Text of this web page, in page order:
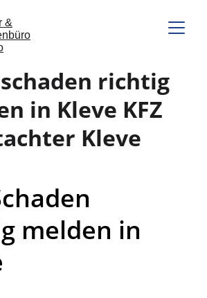
richtig
in Kleve KFZ
Kleve
melden in